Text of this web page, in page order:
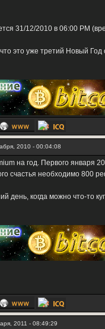
31/12/2010 в 06:00 PM
это уже третий Новый
2010 - 00:04:08
на год. Первого января
счастья необходимо 800
день, когда можно что-то
2011 - 08:49:29